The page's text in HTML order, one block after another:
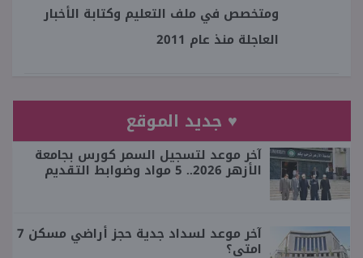
ومتخصص في ملف التعليم وكتابة الأخبار
العاجلة منذ عام 2011
♥ جديد الموقع
آخر موعد لتسجيل السمر كورس بجامعة
الأزهر 2026.. 5 مواد وضوابط التقديم
آخر موعد لسداد جدية حجز أراضي مسكن 7
امتى؟